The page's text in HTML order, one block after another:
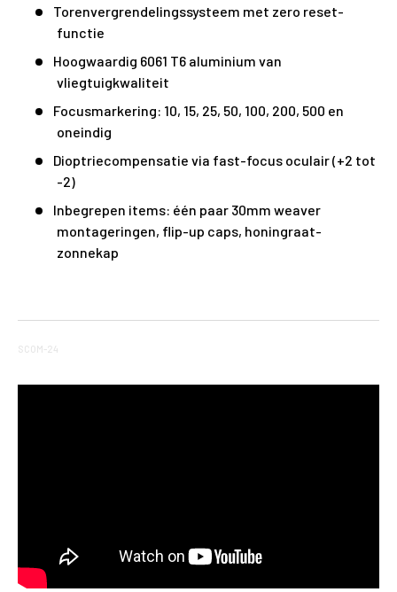
Torenvergrendelingssysteem met zero reset-
functie
Hoogwaardig 6061 T6 aluminium van
vliegtuigkwaliteit
Focusmarkering: 10, 15, 25, 50, 100, 200, 500 en
oneindig
Dioptriecompensatie via fast-focus oculair (+2 tot
-2)
Inbegrepen items: één paar 30mm weaver
montageringen, flip-up caps, honingraat-
zonnekap
SCOM-24